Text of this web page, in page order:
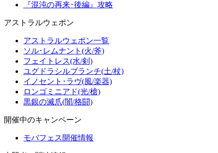
『混沌の再来･後編』攻略
アストラルウェポン
アストラルウェポン一覧
ソル･レムナント(火/斧)
フェイトレス(水/剣)
ユグドラシルブランチ(土/杖)
イノセント･ラヴ(風/楽器)
ロンゴミニアド(光/槍)
黒銀の滅爪(闇/格闘)
開催中のキャンペーン
モバフェス開催情報